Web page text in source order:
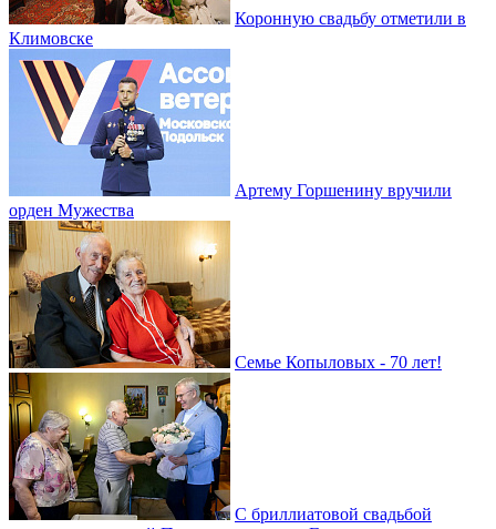
Коронную свадьбу отметили в
Климовске
Артему Горшенину вручили
орден Мужества
Семье Копыловых - 70 лет!
С бриллиатовой свадьбой